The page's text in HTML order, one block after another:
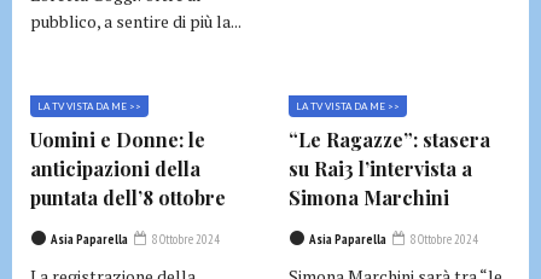
pubblico, a sentire di più la...
LA TV VISTA DA ME >>
Uomini e Donne: le
anticipazioni della
puntata dell’8 ottobre
Asia Paparella 8 Ottobre 2024
LA TV VISTA DA ME >>
“Le Ragazze”: stasera
su Rai3 l’intervista a
Simona Marchini
Asia Paparella 8 Ottobre 2024